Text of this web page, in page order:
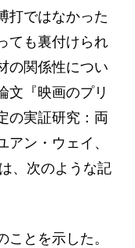
打ではなかった
ても裏付けられ
の関係性につい
文『映画のプリ
の実証研究：両
ン・ウェイ、
、次のような記
ことを示した。